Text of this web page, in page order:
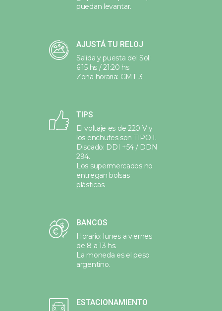
puedan levantar.
AJUSTÁ TU RELOJ
Salida y puesta del Sol:
6:15 hs / 21:20 hs
Zona horaria: GMT-3
TIPS
El voltaje es de 220 V y
los enchufes son TIPO I.
Discado: DDI +54 / DDN
294.
Los supermercados no
entregan bolsas
plásticas.
BANCOS
Horario: lunes a viernes
de 8 a 13 hs.
La moneda es el peso
argentino.
ESTACIONAMIENTO